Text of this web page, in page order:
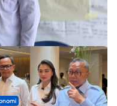
ADD Rp3,13 Miliar untuk